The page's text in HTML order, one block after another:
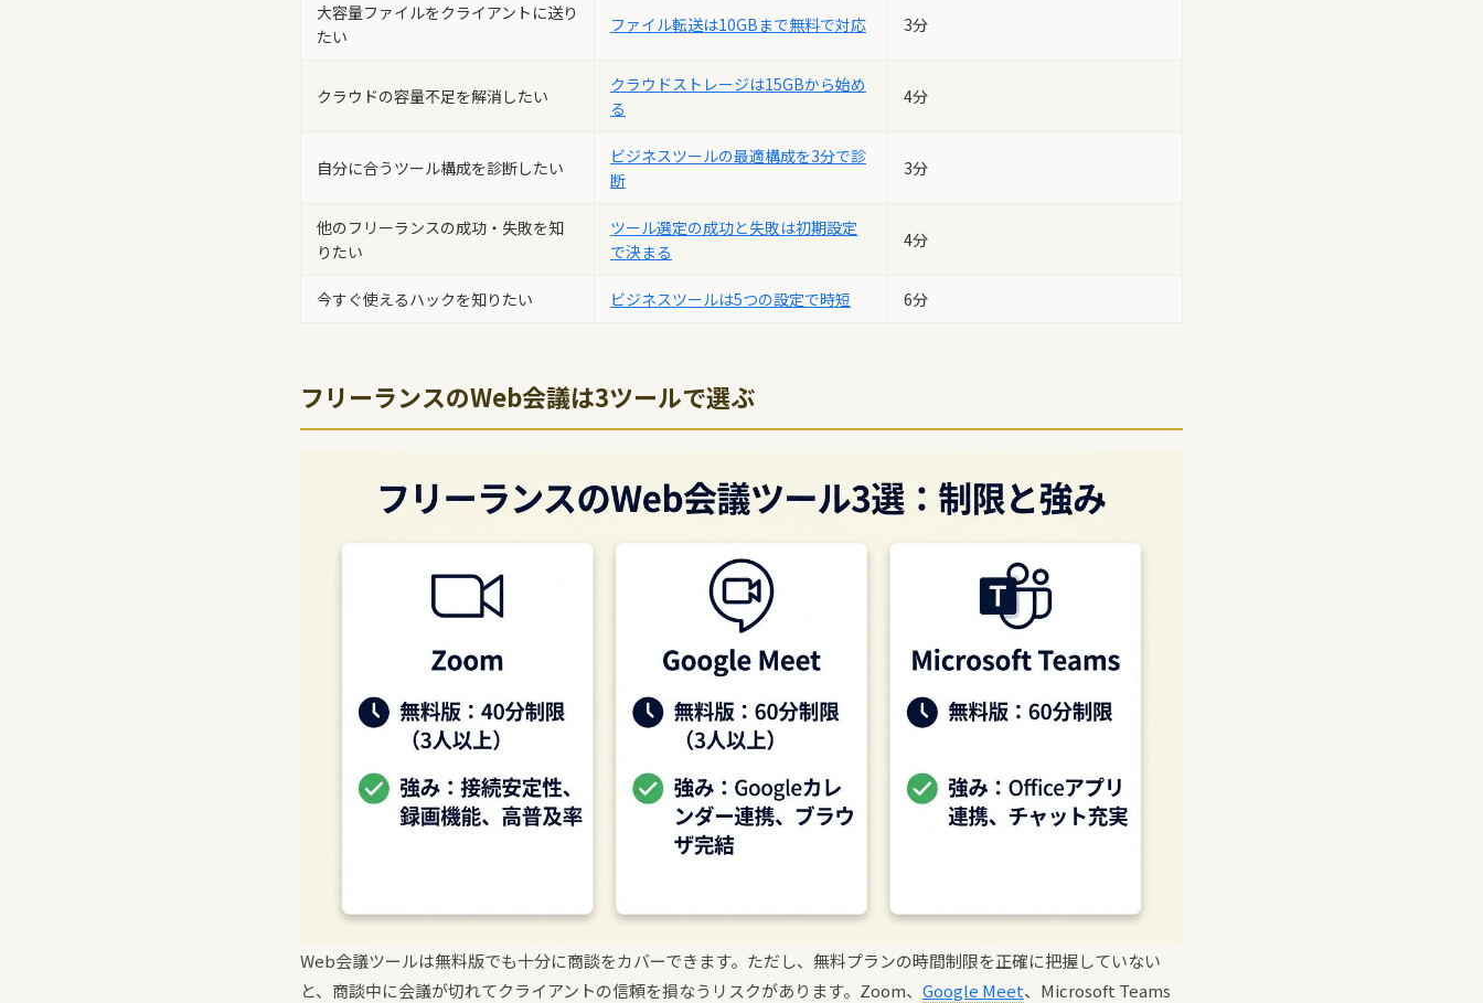
大容量ファイルをクライアントに送り
たい
ファイル転送は10GBまで無料で対応 3分
クラウドの容量不足を解消したい
クラウドストレージは15GBから始め
る
4分
自分に合うツール構成を診断したい
ビジネスツールの最適構成を3分で診
断
3分
他のフリーランスの成功・失敗を知
りたい
ツール選定の成功と失敗は初期設定
で決まる
4分
今すぐ使えるハックを知りたい ビジネスツールは5つの設定で時短 6分
フリーランスのWeb会議は3ツールで選ぶ
Web会議ツールは無料版でも十分に商談をカバーできます。ただし、無料プランの時間制限を正確に把握していない
と、商談中に会議が切れてクライアントの信頼を損なうリスクがあります。Zoom、 Google Meet、Microsoft Teams